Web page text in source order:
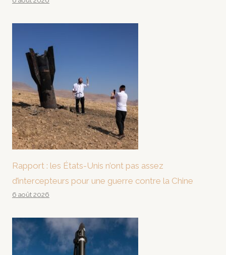
Rapport : les États-Unis n’ont pas assez
d’intercepteurs pour une guerre contre la Chine
6 août 2026